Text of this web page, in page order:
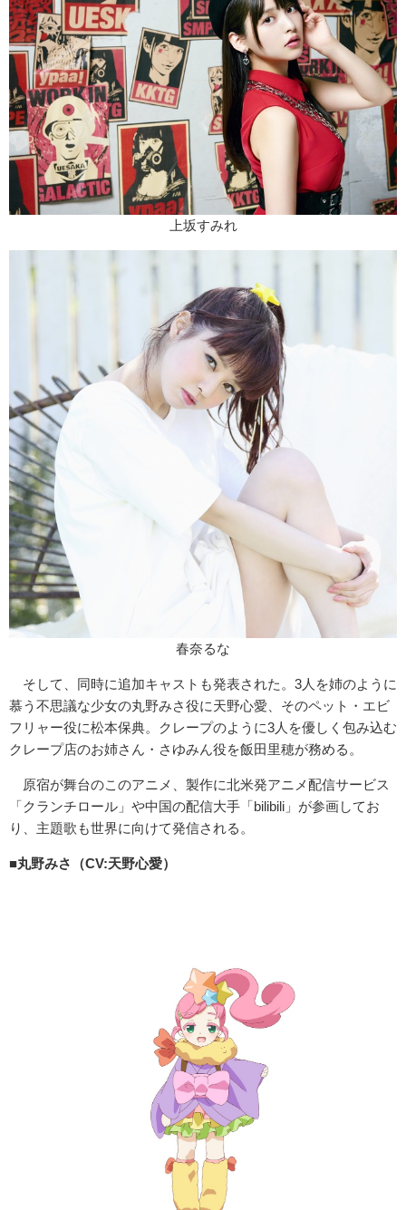
上坂すみれ
春奈るな
そして、同時に追加キャストも発表された。3人を姉のように
慕う不思議な少女の丸野みさ役に天野心愛、そのペット・エビ
フリャー役に松本保典。クレープのように3人を優しく包み込む
クレープ店のお姉さん・さゆみん役を飯田里穂が務める。
原宿が舞台のこのアニメ、製作に北米発アニメ配信サービス
「クランチロール」や中国の配信大手「bilibili」が参画してお
り、主題歌も世界に向けて発信される。
■丸野みさ（CV:天野心愛）